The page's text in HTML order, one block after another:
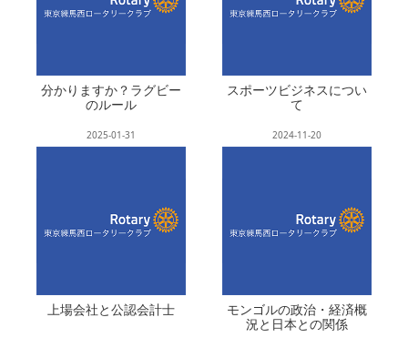
分かりますか？ラグビー
のルール
スポーツビジネスについ
て
2025-01-31
上場会社と公認会計士
2024-11-20
モンゴルの政治・経済概
況と日本との関係